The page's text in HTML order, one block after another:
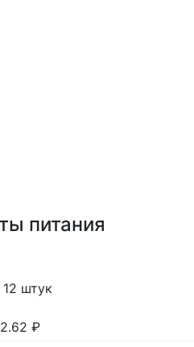
питания
штук
₽